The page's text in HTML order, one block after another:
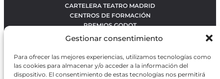
Gestionar consentimiento
Para ofrecer las mejores experiencias, utilizamos tecnologías como
las cookies para almacenar y/o acceder a la información del
dispositivo. El consentimiento de estas tecnologías nos permitirá
CARTELERA TEATRO MADRID
CENTROS DE FORMACIÓN
PREMIOS GODOT
CONTACTO
OBRAS MÁS VOTADAS
RANKING MEJORES OBRAS